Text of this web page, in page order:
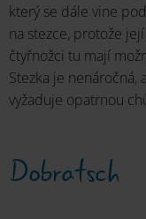
který se dále vine
na stezce, protože
čtyřnožci tu mají
Stezka je nenáročná,
vyžaduje opatrnou
Dobratsch